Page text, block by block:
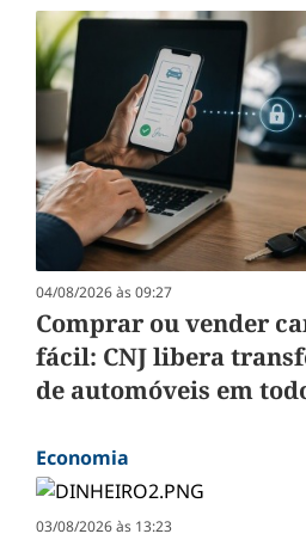
04/08/2026 às 09:27
Comprar ou vender
fácil: CNJ libera
de automóveis em
Economia
03/08/2026 às 13:23